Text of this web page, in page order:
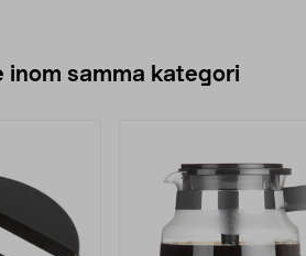
inom samma kategori